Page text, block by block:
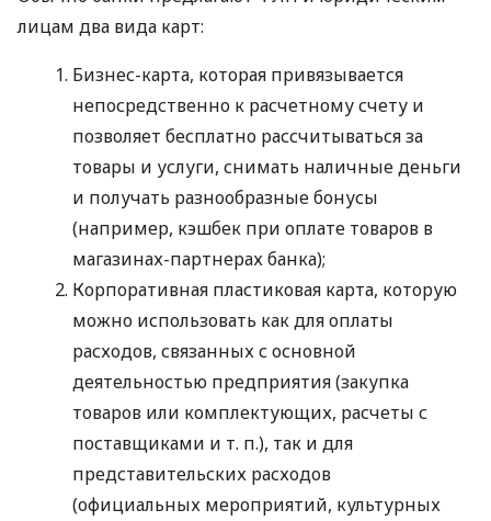
лицам два вида карт:
Бизнес-карта, которая привязывается
непосредственно к расчетному счету и
позволяет бесплатно рассчитываться за
товары и услуги, снимать наличные деньги
и получать разнообразные бонусы
(например, кэшбек при оплате товаров в
магазинах-партнерах банка);
Корпоративная пластиковая карта, которую
можно использовать как для оплаты
расходов, связанных с основной
деятельностью предприятия (закупка
товаров или комплектующих, расчеты с
поставщиками и т. п.), так и для
представительских расходов
(официальных мероприятий, культурных